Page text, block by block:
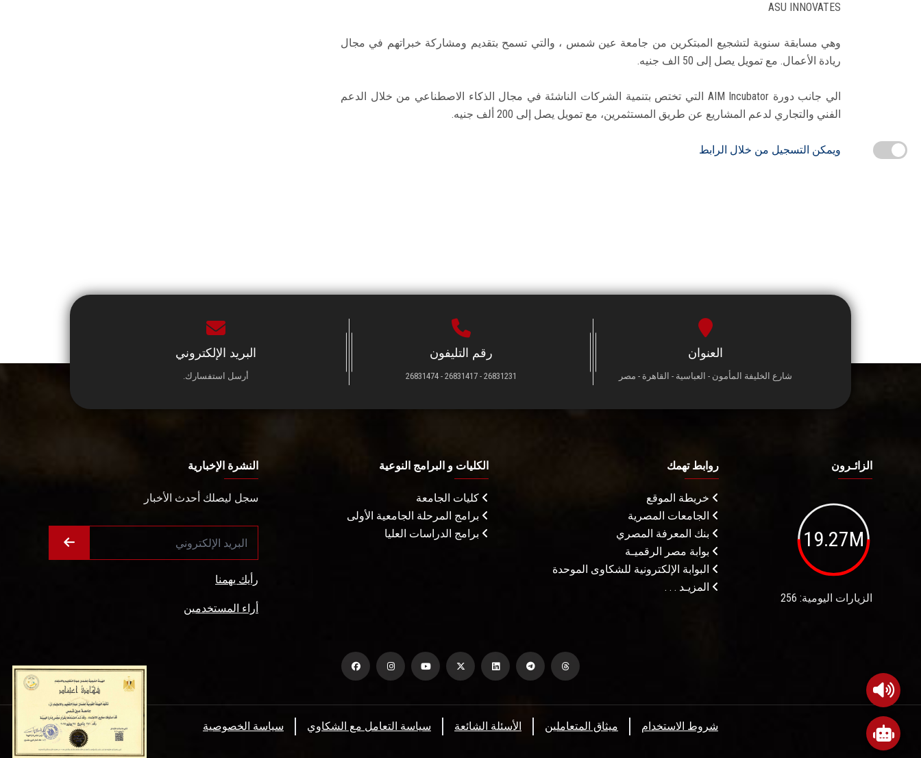
ASU INNOVATES
وهي مسابقة سنوية لتشجيع المبتكرين من جامعة عين شمس ، والتي تسمح بتقديم ومشاركة خبراتهم في مجال
ريادة الأعمال. مع تمويل يصل إلى 50 الف جنيه.
الي جانب دورة AIM Incubator التي تختص بتنمية الشركات الناشئة في مجال الذكاء الاصطناعي من خلال الدعم
الفني والتجاري لدعم المشاريع عن طريق المستثمرين، مع تمويل يصل إلى 200 ألف جنيه.
ويمكن التسجيل من خلال الرابط
العنوان
شارع الخليفة المأمون - العباسية - القاهرة - مصر
رقم التليفون
26831231 - 26831417 - 26831474
البريد الإلكتروني
أرسل استفسارك.
الزائـرون
19.27M
الزيارات اليومية: 256
روابط تهمك
خريطة الموقع
الجامعات المصرية
بنك المعرفة المصري
بوابة مصر الرقميـة
البوابة الإلكترونية للشكاوى الموحدة
المزيـد . . .
الكليات و البرامج النوعية
كليات الجامعة
برامج المرحلة الجامعية الأولى
برامج الدراسات العليا
النشرة الإخبارية
سجل ليصلك أحدث الأخبار
رأيك يهمنا
أراء المستخدمين
سياسة الخصوصية سياسة التعامل مع الشكاوي الأسئلة الشائعة ميثاق المتعاملين شروط الاستخدام